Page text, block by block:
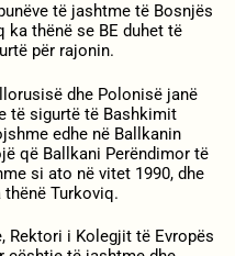
të jashtme të Bosnjës
ka thënë se BE duhet të
për rajonin.
dhe Polonisë janë
të sigurtë të Bashkimit
edhe në Ballkanin
që Ballkani Perëndimor të
si ato në vitet 1990, dhe
thënë Turkoviq.
Rektori i Kolegjit të Evropës